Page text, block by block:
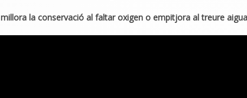
millora la conservació al faltar oxigen o empitjora al treure